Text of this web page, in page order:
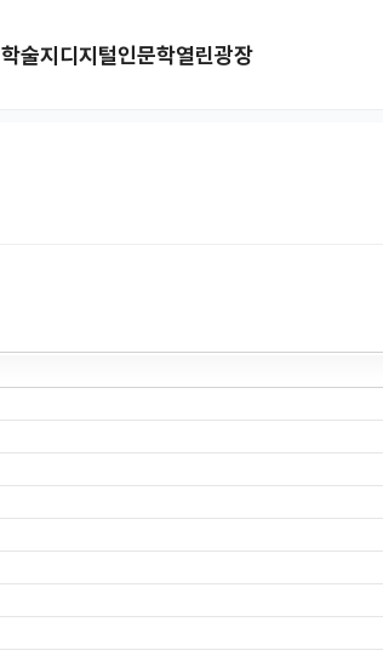
학술지디지털인문학열린광장